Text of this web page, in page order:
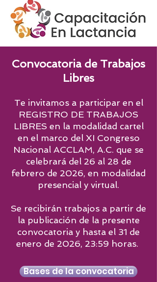
Convocatoria de Trabajos
Libres
Te invitamos a participar en el
REGISTRO DE TRABAJOS
LIBRES en la modalidad cartel
en el marco del XI Congreso
Nacional ACCLAM, A.C. que se
celebrará del 26 al 28 de
febrero de 2026, en modalidad
presencial y virtual.
Se recibirán trabajos a partir de
la publicación de la presente
convocatoria y hasta el 31 de
enero de 2026, 23:59 horas.
Bases de la convocatoria